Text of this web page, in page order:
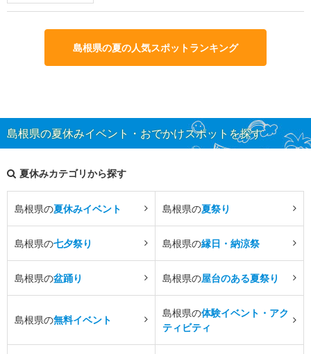
島根県の夏の人気スポットランキング
島根県の夏休みイベント・おでかけスポットを探す
夏休みカテゴリから探す
島根県の夏休みイベント 島根県の夏祭り
島根県の七夕祭り 島根県の縁日・納涼祭
島根県の盆踊り 島根県の屋台のある夏祭り
島根県の無料イベント
島根県の体験イベント・アク
ティビティ